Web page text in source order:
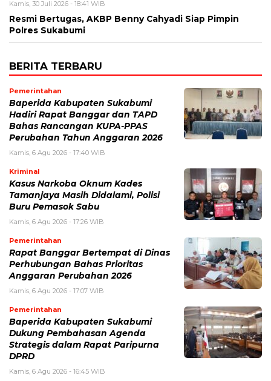
Kamis, 30 Juli 2026 - 18:41 WIB
Resmi Bertugas, AKBP Benny Cahyadi Siap Pimpin
Polres Sukabumi
BERITA TERBARU
Pemerintahan
Baperida Kabupaten Sukabumi
Hadiri Rapat Banggar dan TAPD
Bahas Rancangan KUPA-PPAS
Perubahan Tahun Anggaran 2026
Kamis, 6 Agu 2026 - 17:40 WIB
Kriminal
Kasus Narkoba Oknum Kades
Tamanjaya Masih Didalami, Polisi
Buru Pemasok Sabu
Kamis, 6 Agu 2026 - 17:26 WIB
Pemerintahan
Rapat Banggar Bertempat di Dinas
Perhubungan Bahas Prioritas
Anggaran Perubahan 2026
Kamis, 6 Agu 2026 - 17:07 WIB
Pemerintahan
Baperida Kabupaten Sukabumi
Dukung Pembahasan Agenda
Strategis dalam Rapat Paripurna
DPRD
Kamis, 6 Agu 2026 - 16:45 WIB